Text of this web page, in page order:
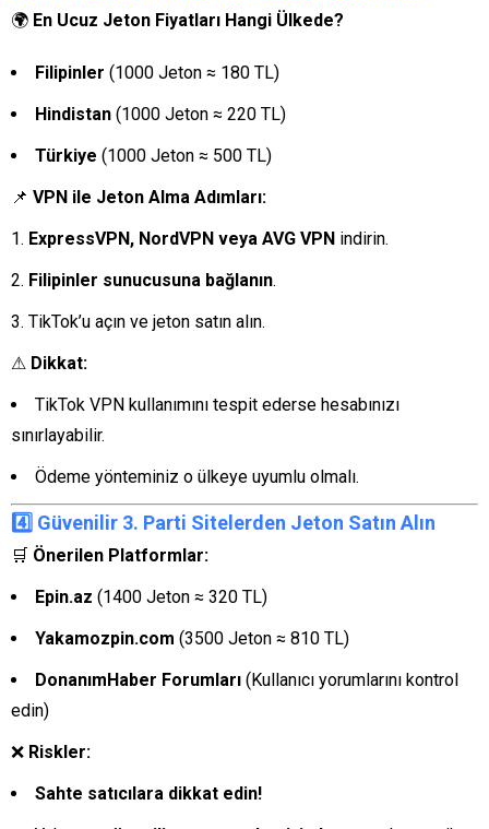
🌍 En Ucuz Jeton Fiyatları Hangi Ülkede?
Filipinler (1000 Jeton ≈ 180 TL)
Hindistan (1000 Jeton ≈ 220 TL)
Türkiye (1000 Jeton ≈ 500 TL)
📌 VPN ile Jeton Alma Adımları:
ExpressVPN, NordVPN veya AVG VPN indirin.
Filipinler sunucusuna bağlanın.
TikTok’u açın ve jeton satın alın.
⚠ Dikkat:
TikTok VPN kullanımını tespit ederse hesabınızı
sınırlayabilir.
Ödeme yönteminiz o ülkeye uyumlu olmalı.
4️⃣ Güvenilir 3. Parti Sitelerden Jeton Satın Alın
🛒 Önerilen Platformlar:
Epin.az (1400 Jeton ≈ 320 TL)
Yakamozpin.com (3500 Jeton ≈ 810 TL)
DonanımHaber Forumları (Kullanıcı yorumlarını kontrol
edin)
❌ Riskler:
Sahte satıcılara dikkat edin!